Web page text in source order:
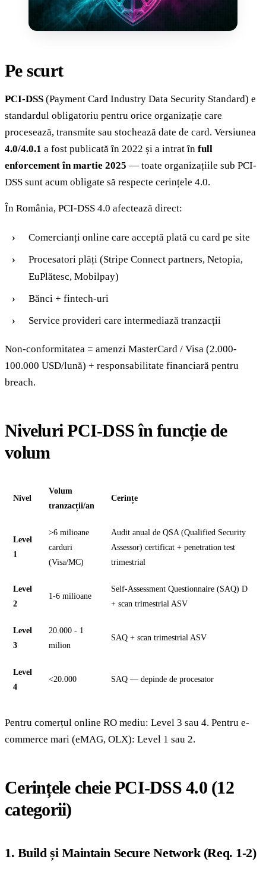
Pe scurt
PCI-DSS (Payment Card Industry Data Security Standard) e
standardul obligatoriu pentru orice organizație care
procesează, transmite sau stochează date de card. Versiunea
4.0/4.0.1 a fost publicată în 2022 și a intrat în full
enforcement în martie 2025 — toate organizațiile sub PCI-
DSS sunt acum obligate să respecte cerințele 4.0.
În România, PCI-DSS 4.0 afectează direct:
Comercianți online care acceptă plată cu card pe site
Procesatori plăți (Stripe Connect partners, Netopia,
EuPlătesc, Mobilpay)
Bănci + fintech-uri
Service provideri care intermediază tranzacții
Non-conformitatea = amenzi MasterCard / Visa (2.000-
100.000 USD/lună) + responsabilitate financiară pentru
breach.
Niveluri PCI-DSS în funcție de
volum
Nivel
Volum
tranzacții/an
Cerințe
Level
1
>6 milioane
carduri
(Visa/MC)
Audit anual de QSA (Qualified Security
Assessor) certificat + penetration test
trimestrial
Level
2
1-6 milioane
Self-Assessment Questionnaire (SAQ) D
+ scan trimestrial ASV
Level
3
20.000 - 1
milion
SAQ + scan trimestrial ASV
Level
4
<20.000 SAQ — depinde de procesator
Pentru comerțul online RO mediu: Level 3 sau 4. Pentru e-
commerce mari (eMAG, OLX): Level 1 sau 2.
Cerințele cheie PCI-DSS 4.0 (12
categorii)
1. Build și Maintain Secure Network (Req. 1-2)